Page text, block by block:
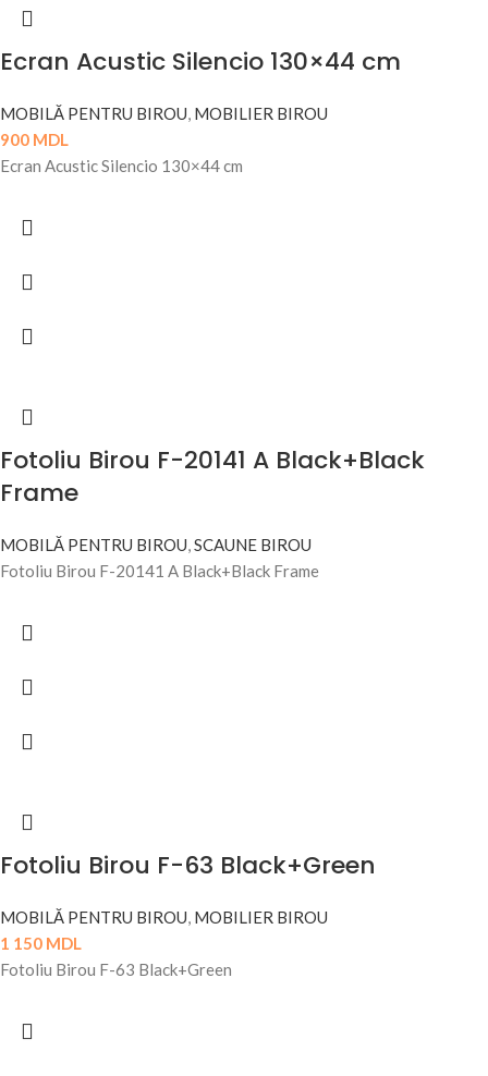
Ecran Acustic Silencio 130×44 cm
MOBILĂ PENTRU BIROU, MOBILIER BIROU
900 MDL
Ecran Acustic Silencio 130×44 cm
Fotoliu Birou F-20141 A Black+Black
Frame
MOBILĂ PENTRU BIROU,SCAUNE BIROU
Fotoliu Birou F-20141 A Black+Black Frame
Fotoliu Birou F-63 Black+Green
MOBILĂ PENTRU BIROU, MOBILIER BIROU
1 150 MDL
Fotoliu Birou F-63 Black+Green